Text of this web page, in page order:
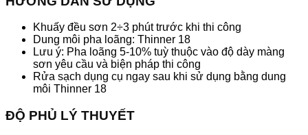
Khuấy đều sơn 2÷3 phút trước khi thi công
Dung môi pha loãng: Thinner 18
Lưu ý: Pha loãng 5-10% tuỳ thuộc vào độ dày màng
sơn yêu cầu và biện pháp thi công
Rửa sạch dụng cụ ngay sau khi sử dụng bằng dung
môi Thinner 18
ĐỘ PHỦ LÝ THUYẾT